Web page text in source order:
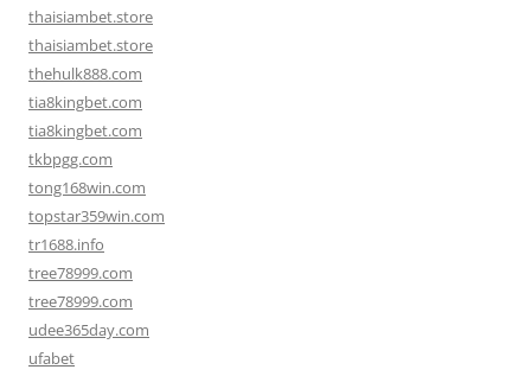
thaisiambet.store
thaisiambet.store
thehulk888.com
tia8kingbet.com
tia8kingbet.com
tkbpgg.com
tong168win.com
topstar359win.com
tr1688.info
tree78999.com
tree78999.com
udee365day.com
ufabet